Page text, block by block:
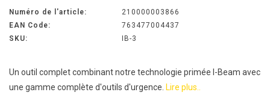
Numéro de l'article:
210000003866
EAN Code:
763477004437
SKU:
IB-3
Un outil complet combinant notre technologie primée I-Beam avec
une gamme complète d'outils d'urgence. Lire plus..